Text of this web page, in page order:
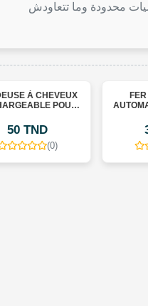
محدودة وما تتعاودش
FER À BOUCLER
AUTOMATIQUE SANS FIL